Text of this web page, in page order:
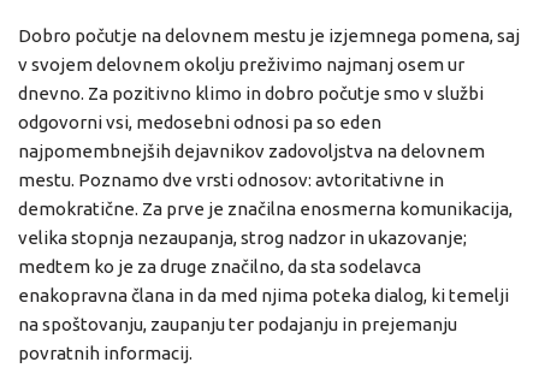
Dobro počutje na delovnem mestu je izjemnega pomena, saj
v svojem delovnem okolju preživimo najmanj osem ur
dnevno. Za pozitivno klimo in dobro počutje smo v službi
odgovorni vsi, medosebni odnosi pa so eden
najpomembnejših dejavnikov zadovoljstva na delovnem
mestu. Poznamo dve vrsti odnosov: avtoritativne in
demokratične. Za prve je značilna enosmerna komunikacija,
velika stopnja nezaupanja, strog nadzor in ukazovanje;
medtem ko je za druge značilno, da sta sodelavca
enakopravna člana in da med njima poteka dialog, ki temelji
na spoštovanju, zaupanju ter podajanju in prejemanju
povratnih informacij.